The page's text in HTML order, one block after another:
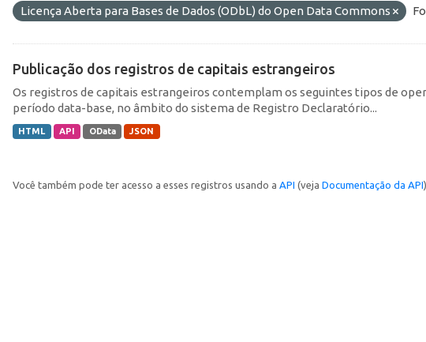
Licença Aberta para Bases de Dados (ODbL) do Open Data Commons
Publicação dos registros de capitais estrangeiros
Os registros de capitais estrangeiros contemplam os seguintes tipos de
período data-base, no âmbito do sistema de Registro Declaratório...
HTML API OData JSON
Você também pode ter acesso a esses registros usando a API (veja Documentação da API